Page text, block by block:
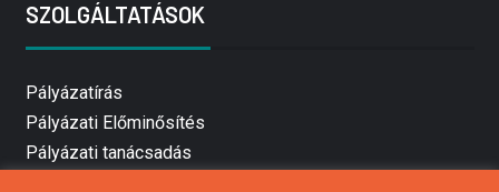
SZOLGÁLTATÁSOK
Pályázatírás
Pályázati Előminősítés
Pályázati tanácsadás